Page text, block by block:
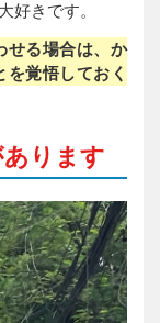
好きです。
せる場合は、か
覚悟しておく
ります